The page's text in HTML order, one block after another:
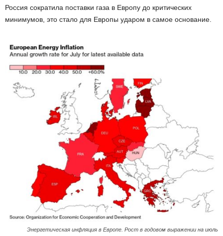
Россия сократила поставки газа в Европу до критических
минимумов, это стало для Европы ударом в самое основание.
Энергетическая инфляция в Европе. Рост в годовом выражении на июль